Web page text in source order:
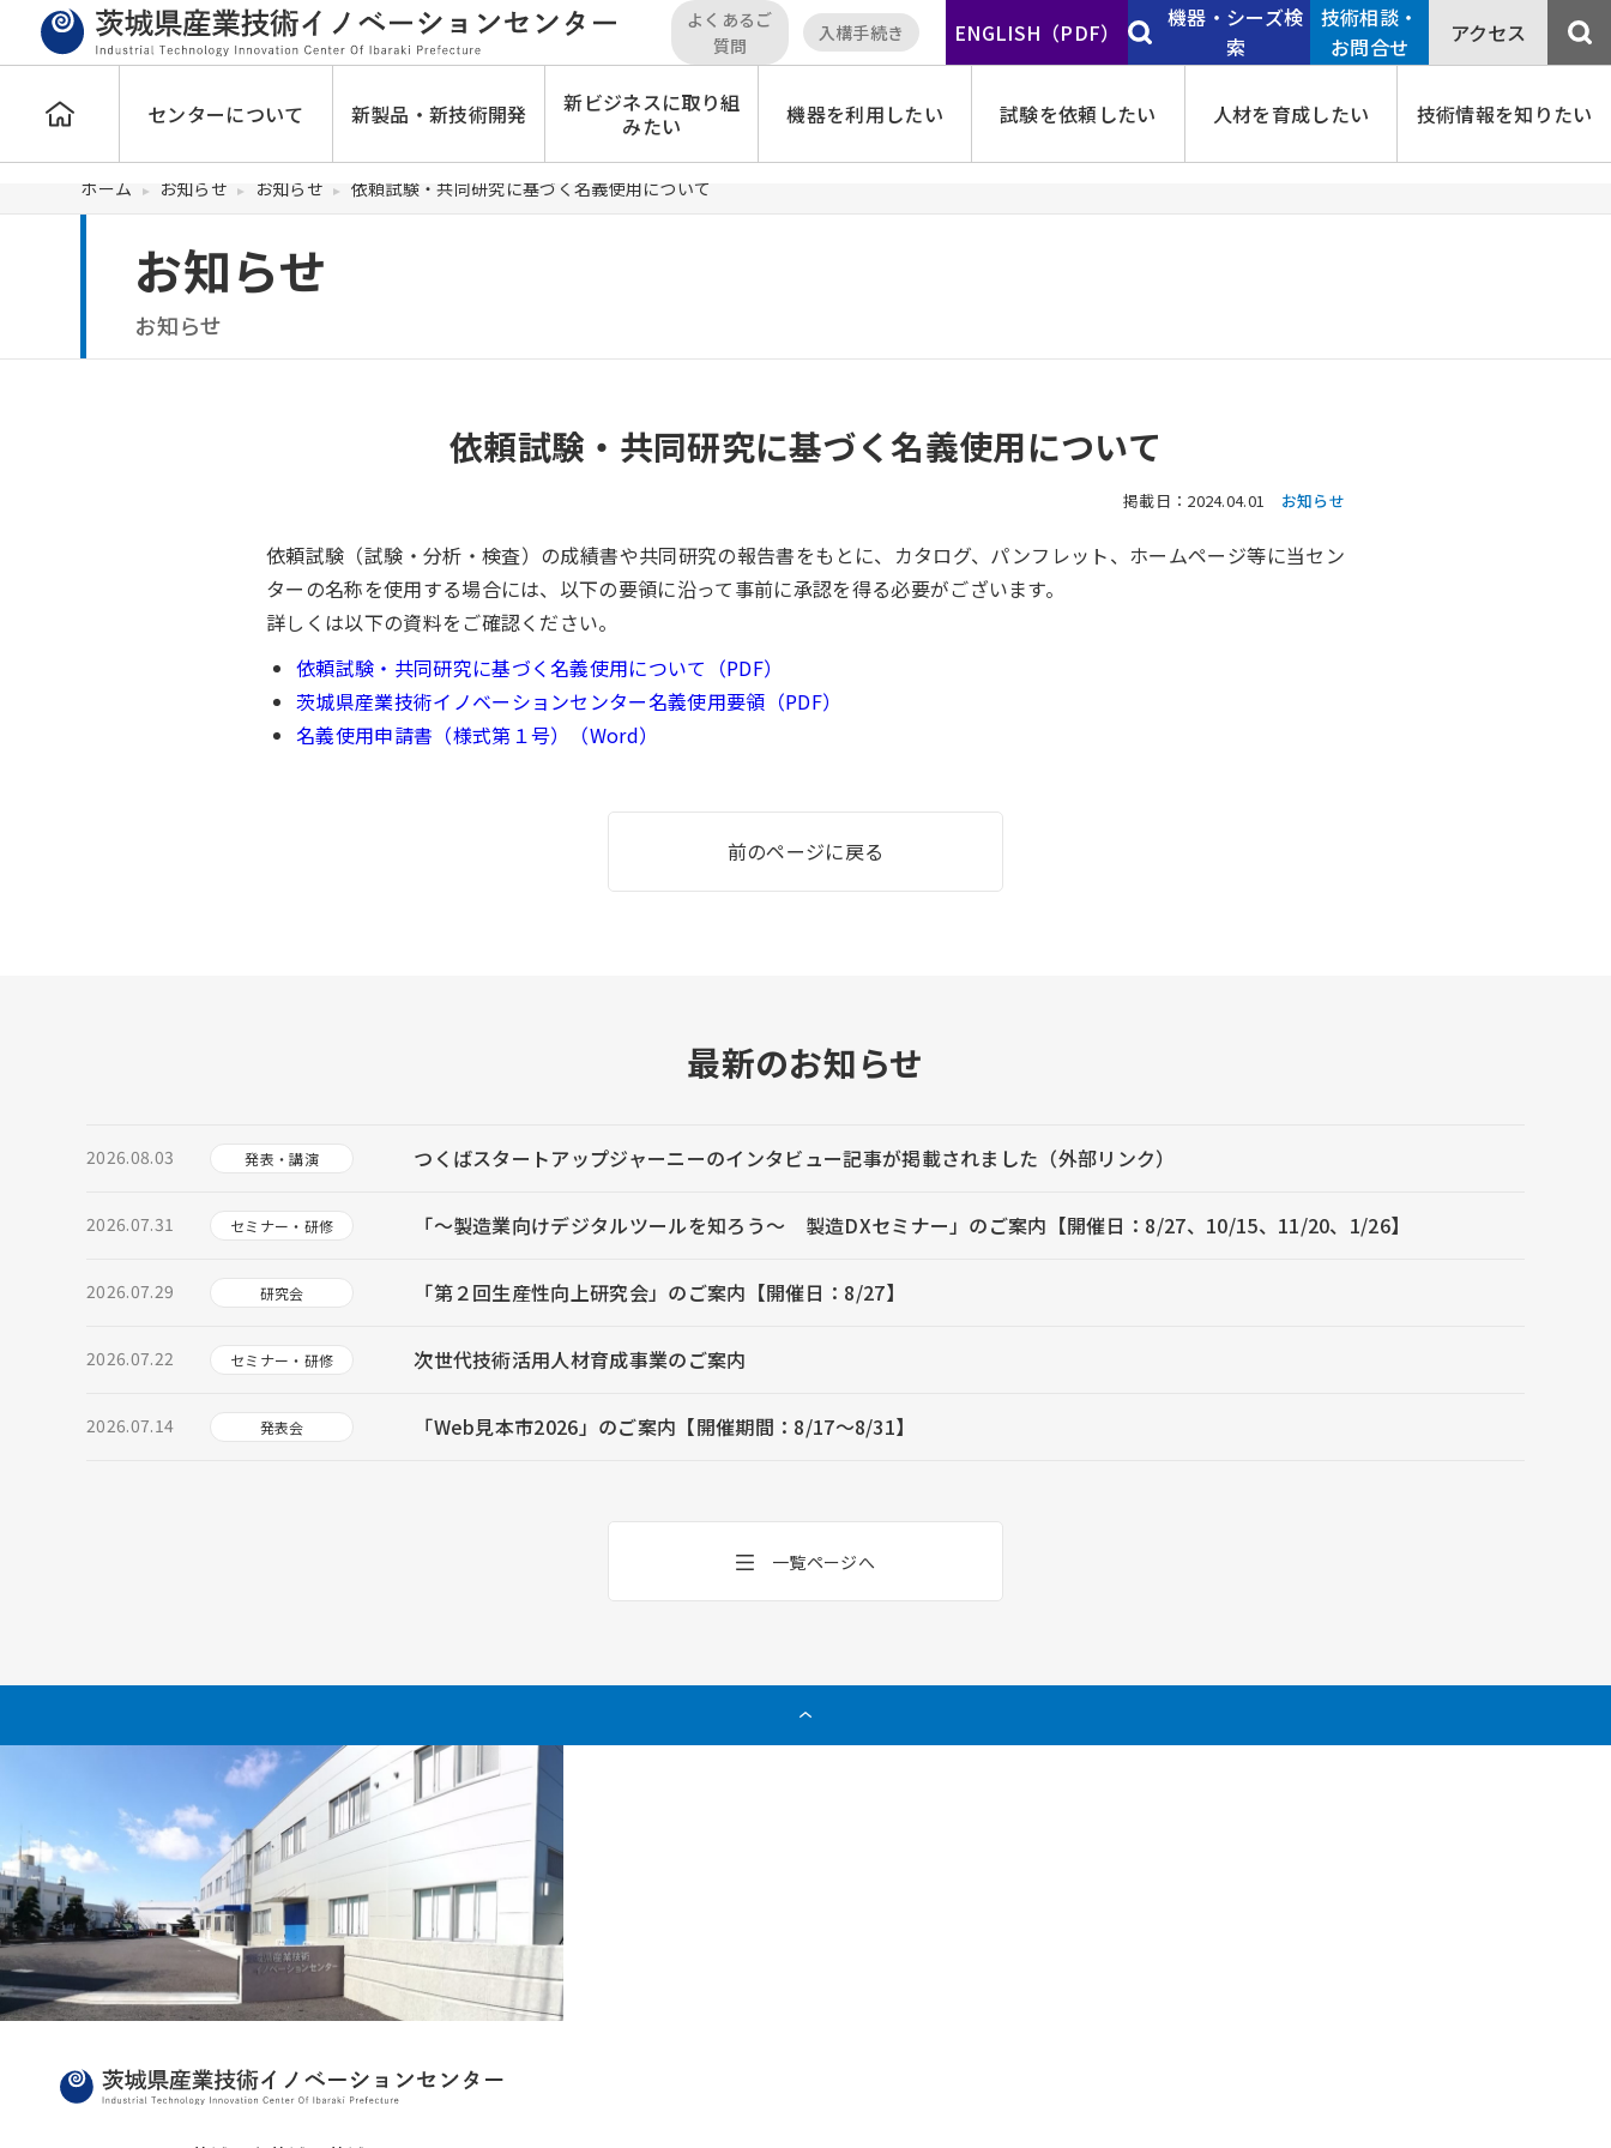
よくあるご
質問
入構手続き ENGLISH（PDF）
機器・シーズ検
索
技術相談・
お問合せ
アクセス
センターについて 新製品・新技術開発
新ビジネスに取り組
みたい
機器を利用したい 試験を依頼したい 人材を育成したい 技術情報を知りたい
ホーム お知らせ お知らせ 依頼試験・共同研究に基づく名義使用について
お知らせ
お知らせ
依頼試験・共同研究に基づく名義使用について
掲載日：2024.04.01 お知らせ
依頼試験（試験・分析・検査）の成績書や共同研究の報告書をもとに、カタログ、パンフレット、ホームページ等に当セン
ターの名称を使用する場合には、以下の要領に沿って事前に承認を得る必要がございます。
詳しくは以下の資料をご確認ください。
依頼試験・共同研究に基づく名義使用について（PDF）
茨城県産業技術イノベーションセンター名義使用要領（PDF）
名義使用申請書（様式第１号）（Word）
前のページに戻る
最新のお知らせ
2026.08.03 発表・講演 つくばスタートアップジャーニーのインタビュー記事が掲載されました（外部リンク）
2026.07.31 セミナー・研修 「～製造業向けデジタルツールを知ろう～ 製造DXセミナー」のご案内【開催日：8/27、10/15、11/20、1/26】
2026.07.29 研究会 「第２回生産性向上研究会」のご案内【開催日：8/27】
2026.07.22 セミナー・研修 次世代技術活用人材育成事業のご案内
2026.07.14 発表会 「Web見本市2026」のご案内【開催期間：8/17～8/31】
一覧ページへ